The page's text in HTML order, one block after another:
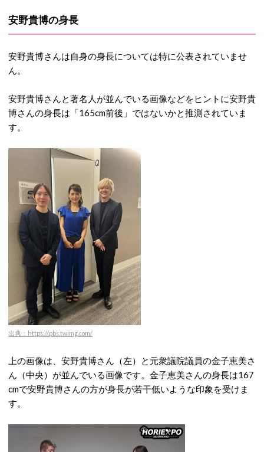
安野貴博の身長
安野貴博さんは自身の身長については特に公表されていませ
ん。
安野貴博さんと著名人が並んでいる画像などをヒントに安野貴
博さんの身長は「165cm前後」ではないかと推測されていま
す。
出典：https://pbs.twimg.com/
上の画像は、安野貴博さん（左）と元衆議院議員の金子恵美さ
ん（中央）が並んでいる画像です。金子恵美さんの身長は167
cmで安野貴博さんの方が身長が若干低いような印象を受けま
す。